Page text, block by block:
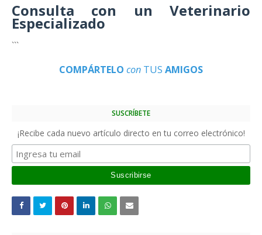
Consulta con un Veterinario
Especializado
```
COMPÁRTELO con TUS AMIGOS
SUSCRÍBETE
¡Recibe cada nuevo artículo directo en tu correo electrónico!